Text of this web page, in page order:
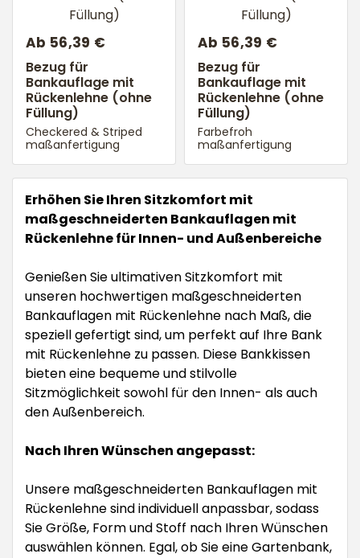
Ab 56,39 €
Bezug für
Bankauflage mit
Rückenlehne (ohne
Füllung)
Checkered & Striped
maßanfertigung
Ab 56,39 €
Bezug für
Bankauflage mit
Rückenlehne (ohne
Füllung)
Farbefroh
maßanfertigung
Erhöhen Sie Ihren Sitzkomfort mit
maßgeschneiderten Bankauflagen mit
Rückenlehne für Innen- und Außenbereiche
Genießen Sie ultimativen Sitzkomfort mit
unseren hochwertigen maßgeschneiderten
Bankauflagen mit Rückenlehne nach Maß, die
speziell gefertigt sind, um perfekt auf Ihre Bank
mit Rückenlehne zu passen. Diese Bankkissen
bieten eine bequeme und stilvolle
Sitzmöglichkeit sowohl für den Innen- als auch
den Außenbereich.
Nach Ihren Wünschen angepasst:
Unsere maßgeschneiderten Bankauflagen mit
Rückenlehne sind individuell anpassbar, sodass
Sie Größe, Form und Stoff nach Ihren Wünschen
auswählen können. Egal, ob Sie eine Gartenbank,